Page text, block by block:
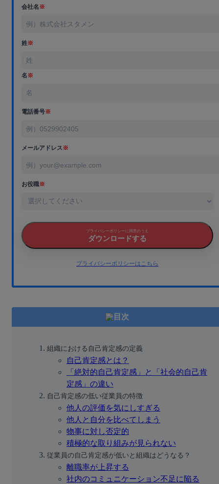
会社名※
姓※
名※
電話番号※
メールアドレス※
お役職※
プライバシーポリシーに同意のうえ
ダウンロードする
プライバシーポリシーはこちら
目次
組織における自己肯定感の定義
自己肯定感とは？
「絶対的自己肯定感」と「社会的自己肯
定感」の違い
自己肯定感の低い従業員の特徴
他人の評価を気にしすぎる
他人と自分を比べてしまう
物事に対し否定的
積極的な取り組みが見られない
従業員の自己肯定感が低いと組織はどうなる？
離職率が上昇する
社内のコミュニケーション不足に陥る